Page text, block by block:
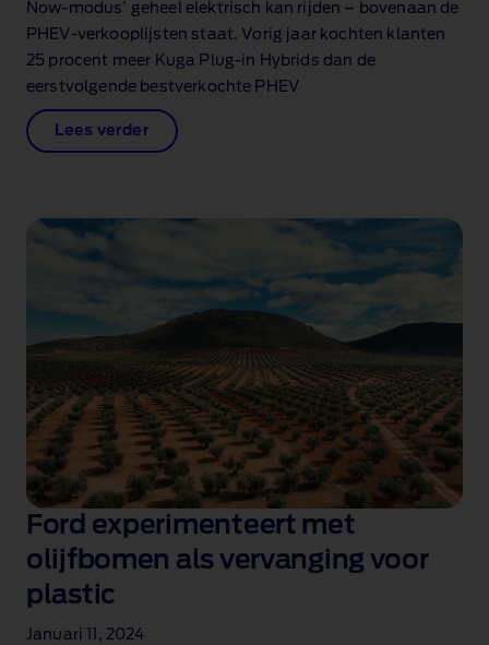
Now‑modus’ geheel elektrisch kan rijden – bovenaan de
PHEV‑verkooplijsten staat. Vorig jaar kochten klanten
25 procent meer Kuga Plug‑in Hybrids dan de
eerstvolgende bestverkochte PHEV
Lees verder
Ford experimenteert met
olijfbomen als vervanging voor
plastic
Januari 11, 2024